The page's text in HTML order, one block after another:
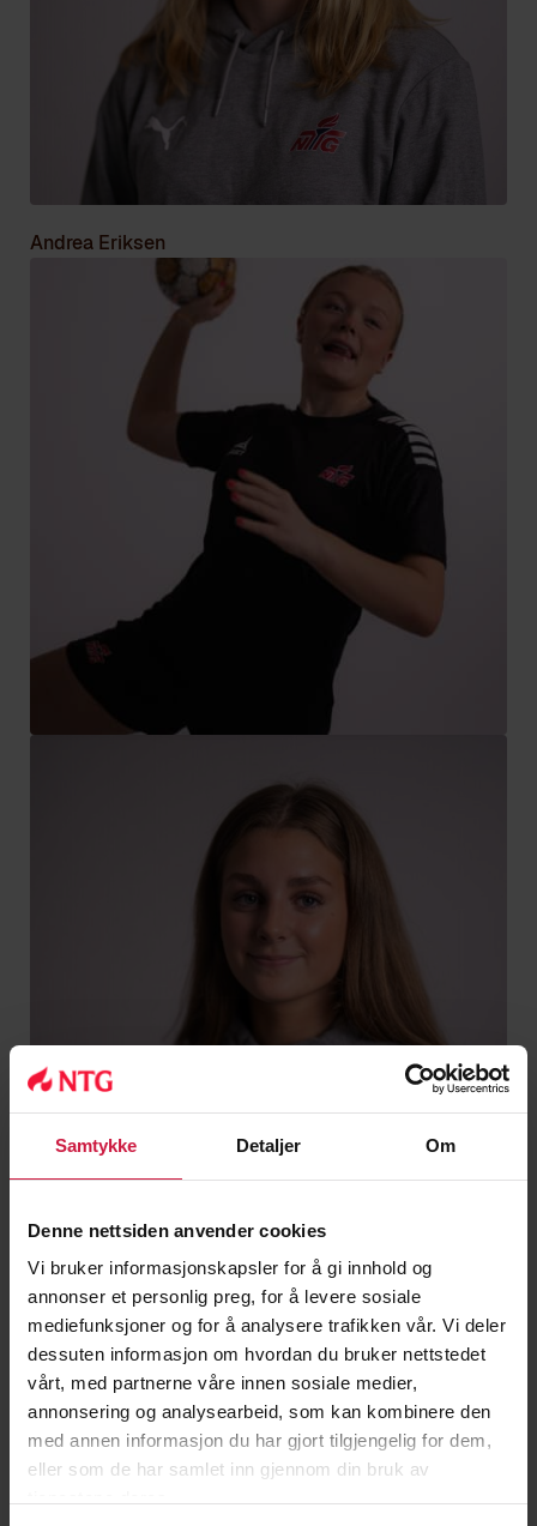
Samtykke Detaljer Om
Denne nettsiden anvender cookies
Vi bruker informasjonskapsler for å gi innhold og
annonser et personlig preg, for å levere sosiale
mediefunksjoner og for å analysere trafikken vår. Vi deler
dessuten informasjon om hvordan du bruker nettstedet
vårt, med partnerne våre innen sosiale medier,
annonsering og analysearbeid, som kan kombinere den
med annen informasjon du har gjort tilgjengelig for dem,
eller som de har samlet inn gjennom din bruk av
Andrea Eriksen